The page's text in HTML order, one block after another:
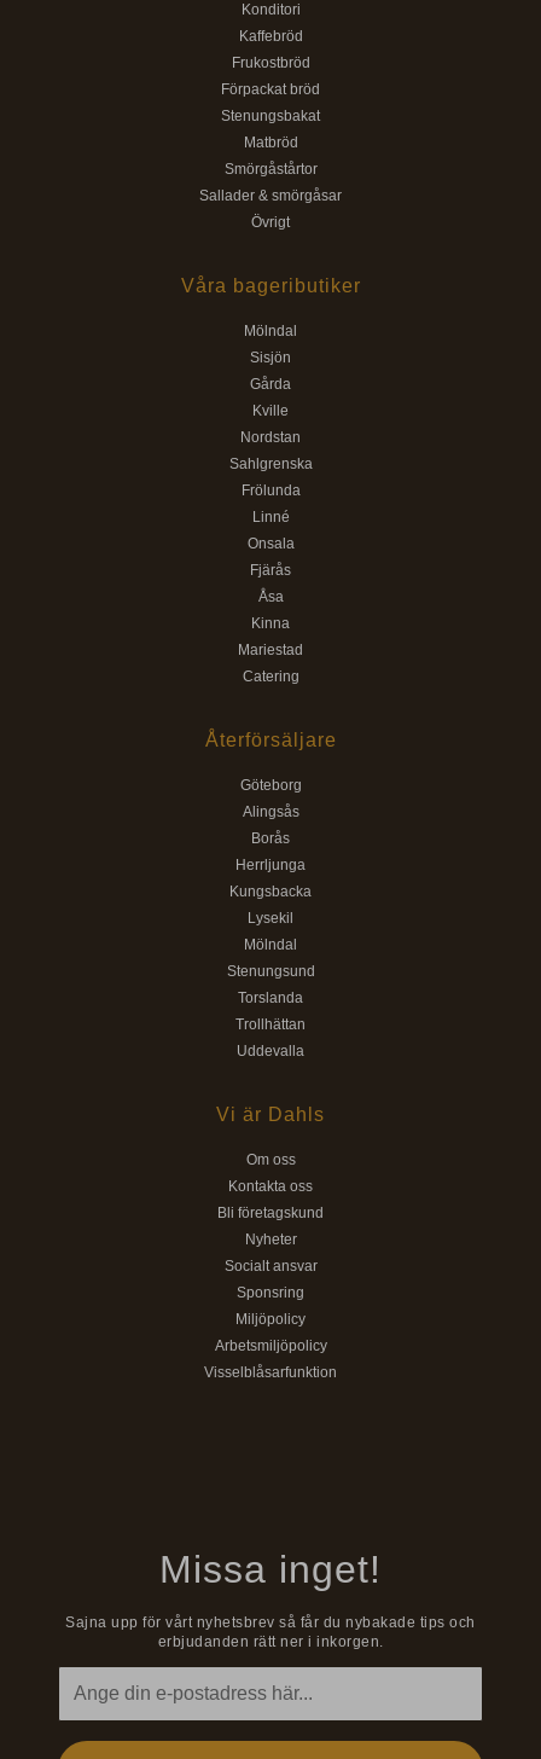
Konditori
Kaffebröd
Frukostbröd
Förpackat bröd
Stenungsbakat
Matbröd
Smörgåstårtor
Sallader & smörgåsar
Övrigt
Våra bageributiker
Mölndal
Sisjön
Gårda
Kville
Nordstan
Sahlgrenska
Frölunda
Linné
Onsala
Fjärås
Åsa
Kinna
Mariestad
Catering
Återförsäljare
Göteborg
Alingsås
Borås
Herrljunga
Kungsbacka
Lysekil
Mölndal
Stenungsund
Torslanda
Trollhättan
Uddevalla
Vi är Dahls
Om oss
Kontakta oss
Bli företagskund
Nyheter
Socialt ansvar
Sponsring
Miljöpolicy
Arbetsmiljöpolicy
Visselblåsarfunktion
Missa inget!
Sajna upp för vårt nyhetsbrev så får du nybakade tips och
erbjudanden rätt ner i inkorgen.